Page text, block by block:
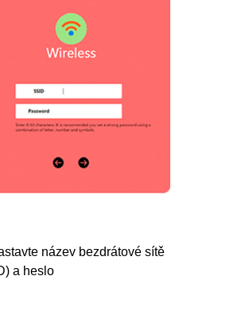
název bezdrátové sítě
a heslo